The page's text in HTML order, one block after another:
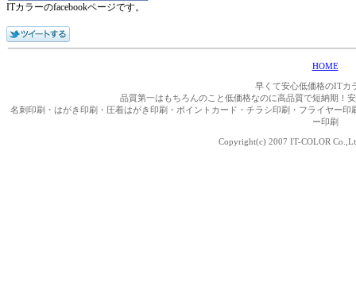
ITカラーのfacebookページです。
HOME
早くて安心低価格のITカ
品質第一はもちろんのこと低価格なのに高品質で短納期！
名刺印刷・はがき印刷・圧着はがき印刷・ポイントカード・チラシ印刷・フライヤー
ー印刷
Copyright(c) 2007 IT-COLOR